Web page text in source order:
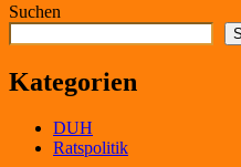
Suchen
Kategorien
DUH
Ratspolitik